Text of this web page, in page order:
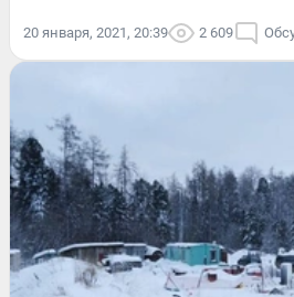
20 января, 2021, 20:39 2 609